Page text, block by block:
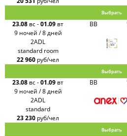
Выбрать
23.08 вс-01.09 вт
9 ночей / 8 дней
BB
2ADL
standard room
22 960 руб/чел
Выбрать
23.08 вс-01.09 вт
9 ночей / 8 дней
BB
2ADL
standard
23 230 руб/чел
Выбрать